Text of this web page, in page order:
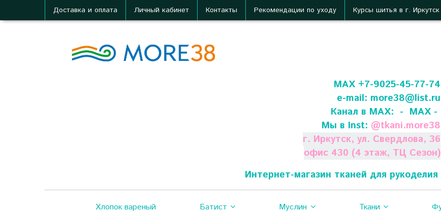
Доставка и оплата Личный кабинет Контакты Рекомендации по уходу Курсы шитья в г. Иркутск
МАХ +7-9025-45-77-74
e-mail: more38@list.ru
Канал в МАХ: - МАХ -
Мы в Inst: @tkani.more38
г. Иркутск, ул. Свердлова, 36
офис 430 (4 этаж, ТЦ Сезон)
Интернет-магазин тканей для рукоделия
Хлопок вареный Батист Муслин Ткани